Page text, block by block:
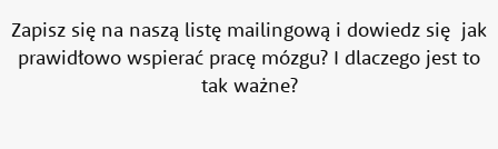
Zapisz się na naszą listę mailingową i dowiedz się jak
prawidłowo wspierać pracę mózgu? I dlaczego jest to
tak ważne?